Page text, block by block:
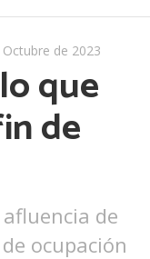
Octubre de 2023
que
de
de
ocupación